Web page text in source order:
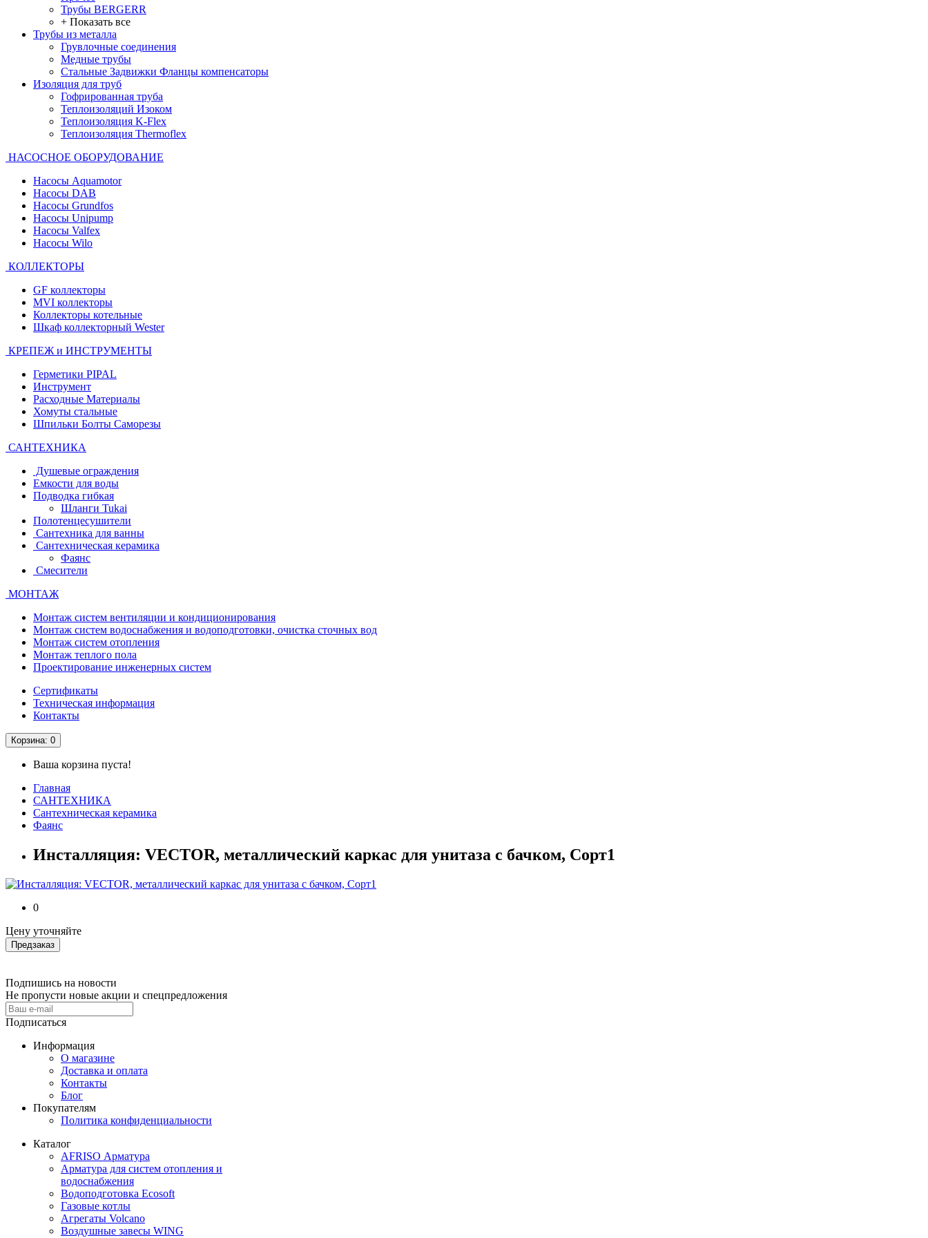
Трубы BERGERR
+ Показать все
Трубы из металла
Грувлочные соединения
Медные трубы
Стальные Задвижки Фланцы компенсаторы
Изоляция для труб
Гофрированная труба
Теплоизоляций Изоком
Теплоизоляция K-Flex
Теплоизоляция Thermoflex
НАСОСНОЕ ОБОРУДОВАНИЕ
Насосы Aquamotor
Насосы DAB
Насосы Grundfos
Насосы Unipump
Насосы Valfex
Насосы Wilo
КОЛЛЕКТОРЫ
GF коллекторы
MVI коллекторы
Коллекторы котельные
Шкаф коллекторный Wester
КРЕПЕЖ и ИНСТРУМЕНТЫ
Герметики PIPAL
Инструмент
Расходные Материалы
Хомуты стальные
Шпильки Болты Саморезы
САНТЕХНИКА
Душевые ограждения
Емкости для воды
Подводка гибкая
Шланги Tukai
Полотенцесушители
Сантехника для ванны
Сантехническая керамика
Фаянс
Смесители
МОНТАЖ
Монтаж систем вентиляции и кондиционирования
Монтаж систем водоснабжения и водоподготовки, очистка сточных вод
Монтаж систем отопления
Монтаж теплого пола
Проектирование инженерных систем
Сертификаты
Техническая информация
Контакты
Корзина: 0
Ваша корзина пуста!
Главная
САНТЕХНИКА
Сантехническая керамика
Фаянс
Инсталляция: VECTOR, металлический каркас для унитаза с бачком, Сорт1
0
Цену уточняйте
Предзаказ
Подпишись на новости
Не пропусти новые акции и спецпредложения
Подписаться
Информация
О магазине
Доставка и оплата
Контакты
Блог
Покупателям
Политика конфиденциальности
Каталог
AFRISO Арматура
Арматура для систем отопления и
водоснабжения
Водоподготовка Ecosoft
Газовые котлы
Агрегаты Volcano
Воздушные завесы WING